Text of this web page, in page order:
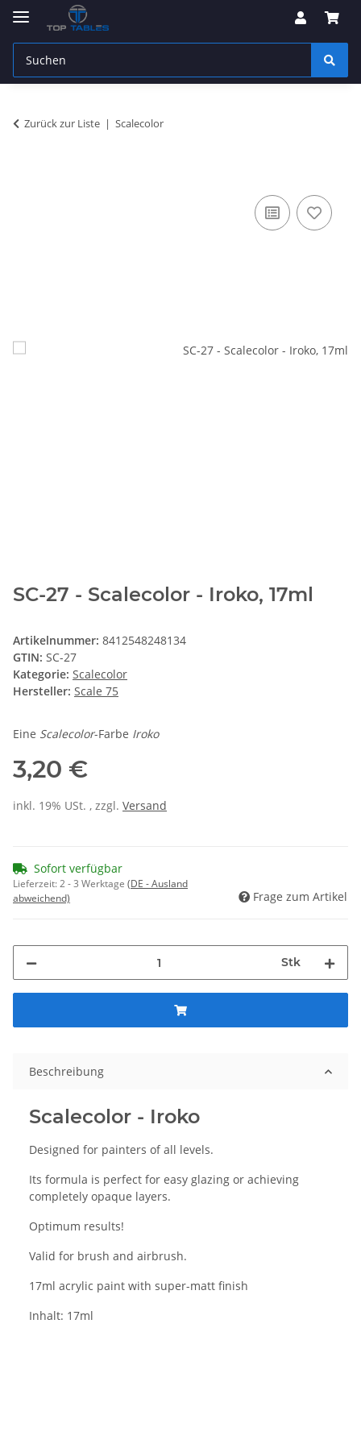
Zurück zur Liste Scalecolor
SC-27 - Scalecolor - Iroko, 17ml
Artikelnummer: 8412548248134
GTIN: SC-27
Kategorie: Scalecolor
Hersteller: Scale 75
Eine Scalecolor-Farbe Iroko
3,20 €
inkl. 19% USt. , zzgl. Versand
Sofort verfügbar
Lieferzeit:2 - 3 Werktage (DE - Ausland
abweichend)
Frage zum Artikel
Stk
Beschreibung
Scalecolor - Iroko
Designed for painters of all levels.
Its formula is perfect for easy glazing or achieving
completely opaque layers.
Optimum results!
Valid for brush and airbrush.
17ml acrylic paint with super-matt finish
Inhalt: 17ml